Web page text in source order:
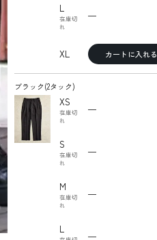
L
在庫切
れ
—
XL カートに入れる
ブラック(2タック)
XS
在庫切
れ
—
S
在庫切
れ
—
M
在庫切
れ
—
L
—